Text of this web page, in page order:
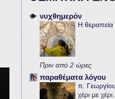
νυχθημερόν
Η
Πριν από 2 ώρες
παραθέματα λόγου
π.
χέρι με